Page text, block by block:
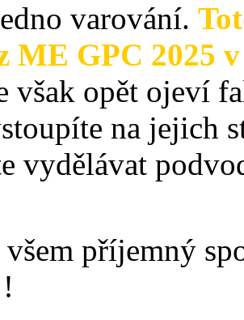
varování.
ME GPC 2025
však opět ojeví
na jejich
vydělávat
všem příjemný